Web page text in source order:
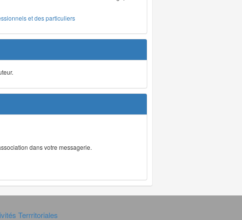
et des particuliers
dans votre messagerie.
Terrritoriales